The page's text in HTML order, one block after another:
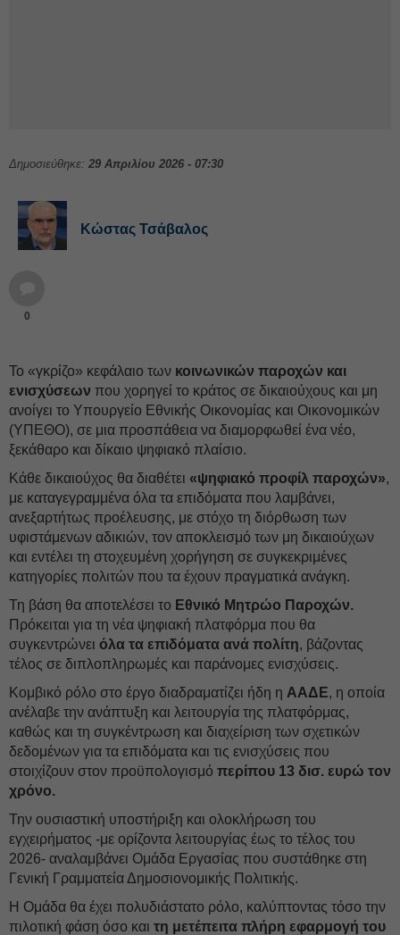
Δημοσιεύθηκε: 29 Απριλίου 2026 - 07:30
Κώστας Τσάβαλος
0
Το «γκρίζο» κεφάλαιο των κοινωνικών παροχών και
ενισχύσεων που χορηγεί το κράτος σε δικαιούχους και μη
ανοίγει το Υπουργείο Εθνικής Οικονομίας και Οικονομικών
(ΥΠΕΘΟ), σε μια προσπάθεια να διαμορφωθεί ένα νέο,
ξεκάθαρο και δίκαιο ψηφιακό πλαίσιο.
Κάθε δικαιούχος θα διαθέτει «ψηφιακό προφίλ παροχών»,
με καταγεγραμμένα όλα τα επιδόματα που λαμβάνει,
ανεξαρτήτως προέλευσης, με στόχο τη διόρθωση των
υφιστάμενων αδικιών, τον αποκλεισμό των μη δικαιούχων
και εντέλει τη στοχευμένη χορήγηση σε συγκεκριμένες
κατηγορίες πολιτών που τα έχουν πραγματικά ανάγκη.
Τη βάση θα αποτελέσει το Εθνικό Μητρώο Παροχών.
Πρόκειται για τη νέα ψηφιακή πλατφόρμα που θα
συγκεντρώνει όλα τα επιδόματα ανά πολίτη, βάζοντας
τέλος σε διπλοπληρωμές και παράνομες ενισχύσεις.
Κομβικό ρόλο στο έργο διαδραματίζει ήδη η ΑΑΔΕ, η οποία
ανέλαβε την ανάπτυξη και λειτουργία της πλατφόρμας,
καθώς και τη συγκέντρωση και διαχείριση των σχετικών
δεδομένων για τα επιδόματα και τις ενισχύσεις που
στοιχίζουν στον προϋπολογισμό περίπου 13 δισ. ευρώ τον
χρόνο.
Την ουσιαστική υποστήριξη και ολοκλήρωση του
εγχειρήματος -με ορίζοντα λειτουργίας έως το τέλος του
2026- αναλαμβάνει Ομάδα Εργασίας που συστάθηκε στη
Γενική Γραμματεία Δημοσιονομικής Πολιτικής.
Η Ομάδα θα έχει πολυδιάστατο ρόλο, καλύπτοντας τόσο την
πιλοτική φάση όσο και τη μετέπειτα πλήρη εφαρμογή του